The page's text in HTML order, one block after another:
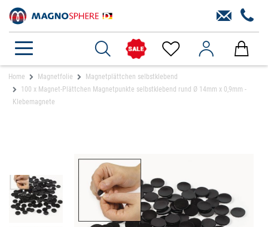
Home Magnetfolie
Magnetplättchen selbstklebend
100 x Magnet-Plättchen Magnetpunkte selbstklebend rund Ø 14mm x 0,9mm -
Klebemagnete